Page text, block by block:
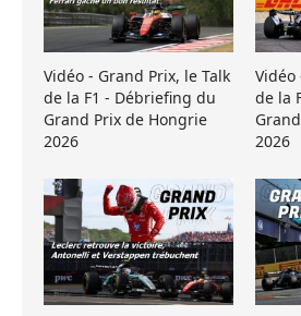
Vidéo - Grand Prix, le Talk
de la F1 - Débriefing du
Grand Prix de Hongrie
2026
Vidéo
de la
2026